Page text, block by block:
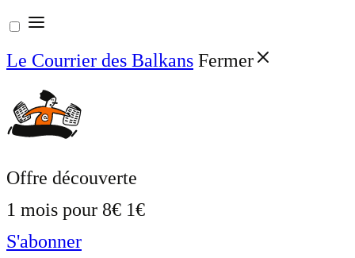
Aller
au
contenu
Le Courrier des Balkans Fermer
Offre découverte
1 mois pour 8€ 1€
S'abonner